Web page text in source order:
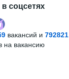
соцсетях
вакансий и 792821
на вакансию